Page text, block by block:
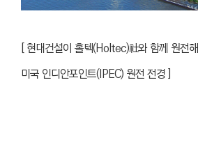
[현대건설이 홀텍(Holtec)社와 함께 원전
미국 인디안포인트(IPEC) 원전 전경 ]